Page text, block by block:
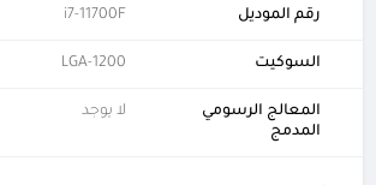
رقم الموديل i7-11700F
السوكيت LGA-1200
المعالج الرسومي
المدمج
لا يوجد